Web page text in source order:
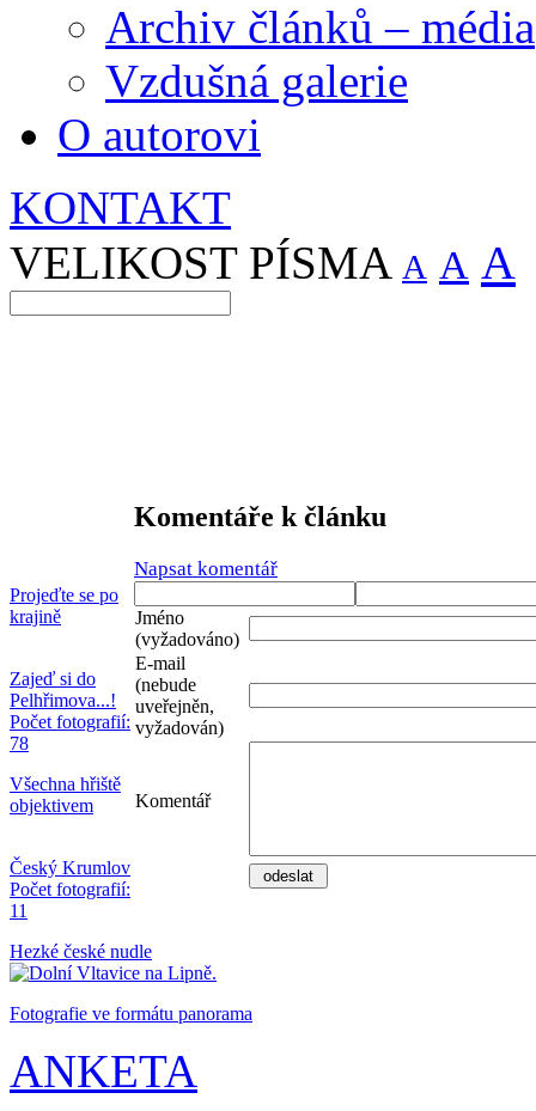
Archiv článků – média
Vzdušná galerie
O autorovi
KONTAKT
VELIKOST PÍSMA A A A
Komentáře k článku
Napsat komentář
Jméno
(vyžadováno)
E-mail
(nebude
uveřejněn,
vyžadován)
Komentář
Projeďte se po
krajině
Zajeď si do
Pelhřimova...!
Počet fotografií:
78
Všechna hřiště
objektivem
Český Krumlov
Počet fotografií:
11
Hezké české nudle
Fotografie ve formátu panorama
ANKETA